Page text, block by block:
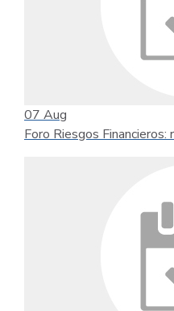
07 Aug
Foro Riesgos